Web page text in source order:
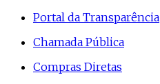
Portal da Transparência
Chamada Pública
Compras Diretas